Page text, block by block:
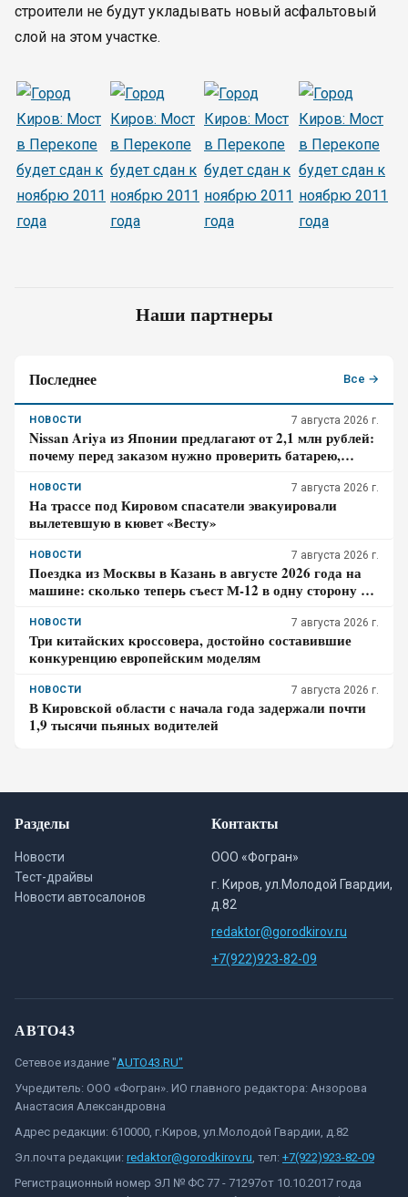
строители не будут укладывать новый асфальтовый
слой на этом участке.
Наши партнеры
Последнее Все →
НОВОСТИ 7 августа 2026 г.
Nissan Ariya из Японии предлагают от 2,1 млн рублей:
почему перед заказом нужно проверить батарею,
НОВОСТИ 7 августа 2026 г.
На трассе под Кировом спасатели эвакуировали
вылетевшую в кювет «Весту»
НОВОСТИ 7 августа 2026 г.
Поездка из Москвы в Казань в августе 2026 года на
машине: сколько теперь съест М-12 в одну сторону и
НОВОСТИ 7 августа 2026 г.
Три китайских кроссовера, достойно составившие
конкуренцию европейским моделям
НОВОСТИ 7 августа 2026 г.
В Кировской области с начала года задержали почти
1,9 тысячи пьяных водителей
Разделы
Новости
Тест-драйвы
Новости автосалонов
Контакты
ООО «Фогран»
г. Киров, ул.Молодой Гвардии,
д.82
redaktor@gorodkirov.ru
+7(922)923-82-09
АВТО43
Сетевое издание "AUTO43.RU"
Учредитель: ООО «Фогран». ИО главного редактора: Анзорова
Анастасия Александровна
Адрес редакции: 610000, г.Киров, ул.Молодой Гвардии, д.82
Эл.почта редакции: redaktor@gorodkirov.ru, тел: +7(922)923-82-09
Регистрационный номер ЭЛ № ФС 77 - 71297от 10.10.2017 года